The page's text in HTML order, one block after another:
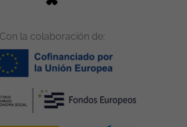
Con la colaboración de: